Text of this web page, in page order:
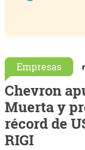
Empresas
Chevron
Muerta y
récord de
RIGI